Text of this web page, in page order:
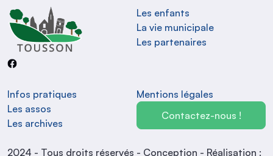
Les enfants
La vie municipale
Les partenaires
Infos pratiques
Les assos
Les archives
Mentions légales
Contactez-nous !
2024 - Tous droits réservés - Conception - Réalisation :